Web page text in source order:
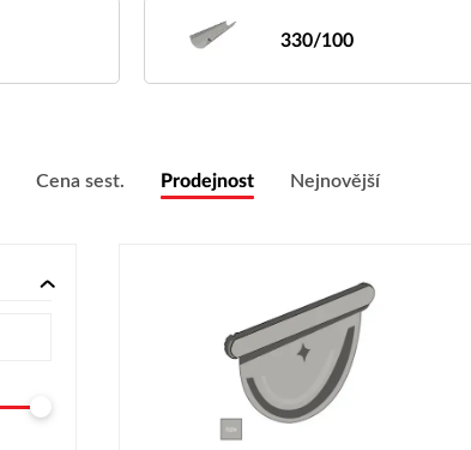
330/100
Cena sest. Prodejnost Nejnovější